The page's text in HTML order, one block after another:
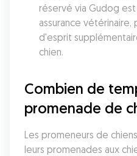
réservé via Gudog
assurance vétérinaire,
d'esprit
chien.
Combien de
promenade de
Les promeneurs de
leurs promenades aux